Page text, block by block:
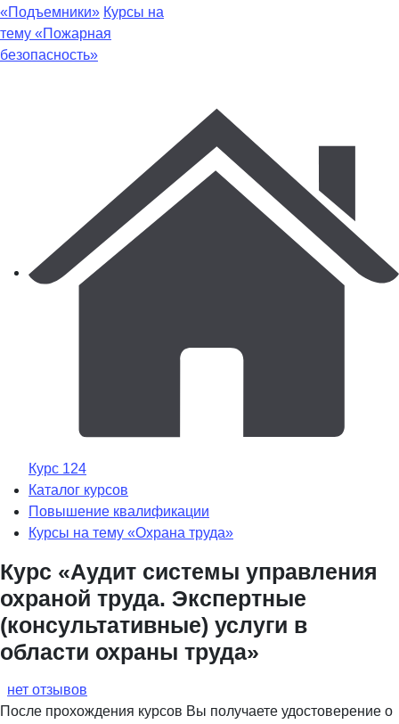
«Подъемники» Курсы на
тему «Пожарная
безопасность»
Курс 124
Каталог курсов
Повышение квалификации
Курсы на тему «Охрана труда»
Курс «Аудит системы управления
охраной труда. Экспертные
(консультативные) услуги в
области охраны труда»
нет отзывов
После прохождения курсов Вы получаете удостоверение о